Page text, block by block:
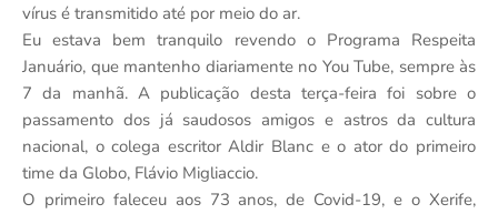
vírus é transmitido até por meio do ar.
Eu estava bem tranquilo revendo o Programa Respeita
Januário, que mantenho diariamente no You Tube, sempre às
7 da manhã. A publicação desta terça-feira foi sobre o
passamento dos já saudosos amigos e astros da cultura
nacional, o colega escritor Aldir Blanc e o ator do primeiro
time da Globo, Flávio Migliaccio.
O primeiro faleceu aos 73 anos, de Covid-19, e o Xerife,